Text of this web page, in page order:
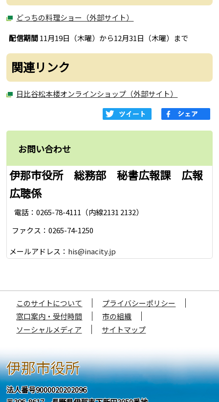
どっちの料理ショー（外部サイト）
配信期間11月19日（木曜）から12月31日（木曜）まで
関連リンク
日比谷松本楼オンラインショップ（外部サイト）
お問い合わせ
伊那市役所 総務部 秘書広報課 広報
広聴係
電話：0265-78-4111（内線2131 2132）
ファクス：0265-74-1250
メールアドレス： his@inacity.jp
このサイトについて
プライバシーポリシー
窓口案内・受付時間
市の組織
ソーシャルメディア
サイトマップ
伊那市役所
法人番号9000020202096